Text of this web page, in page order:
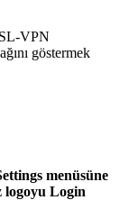
VPN
göstermek
menüsüne
logoyu Login